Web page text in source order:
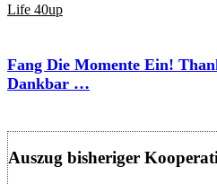
Life 40up
Fang Die Momente Ein!
Dankbar …
Auszug bisheriger